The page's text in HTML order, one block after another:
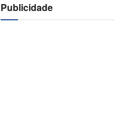
Publicidade